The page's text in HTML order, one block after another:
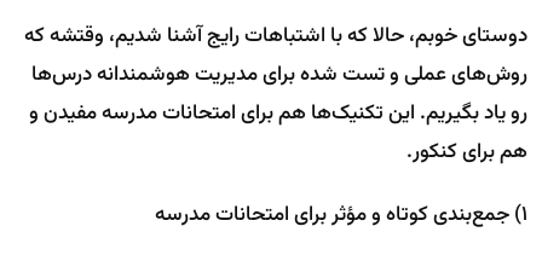
دوستای خوبم، حالا که با اشتباهات رایج آشنا شدیم، وقتشه که
روش‌های عملی و تست شده برای مدیریت هوشمندانه درس‌ها
رو یاد بگیریم. این تکنیک‌ها هم برای امتحانات مدرسه مفیدن و
هم برای کنکور.
۱) جمع‌بندی کوتاه و مؤثر برای امتحانات مدرسه